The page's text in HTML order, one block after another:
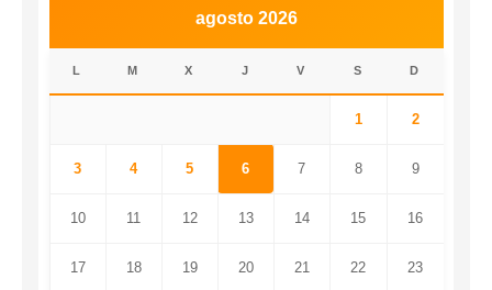
agosto 2026
L M X J V S D
1 2
3 4 5 6 7 8 9
10 11 12 13 14 15 16
17 18 19 20 21 22 23